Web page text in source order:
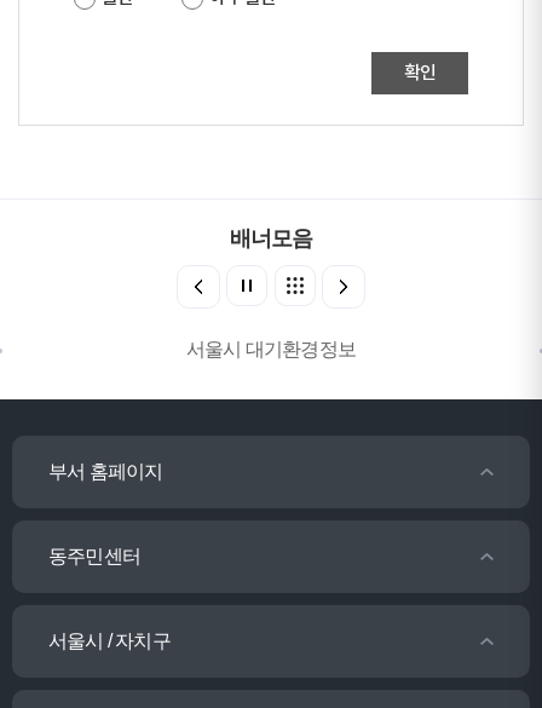
확인
배너모음
서울시 대기환경정보
부서 홈페이지
동주민센터
서울시 / 자치구